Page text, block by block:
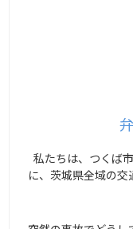
私たちは、つくば
に、茨城県全域の